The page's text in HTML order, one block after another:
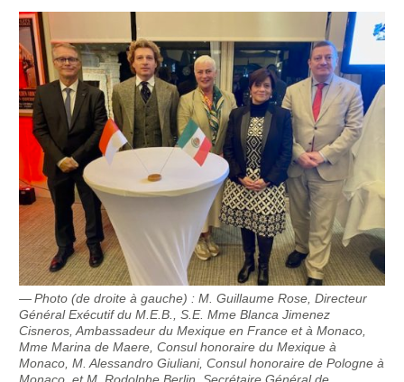
Photo (de droite à gauche) : M. Guillaume Rose, Directeur
Général Exécutif du M.E.B., S.E. Mme Blanca Jimenez
Cisneros, Ambassadeur du Mexique en France et à Monaco,
Mme Marina de Maere, Consul honoraire du Mexique à
Monaco, M. Alessandro Giuliani, Consul honoraire de Pologne à
Monaco, et M. Rodolphe Berlin, Secrétaire Général de